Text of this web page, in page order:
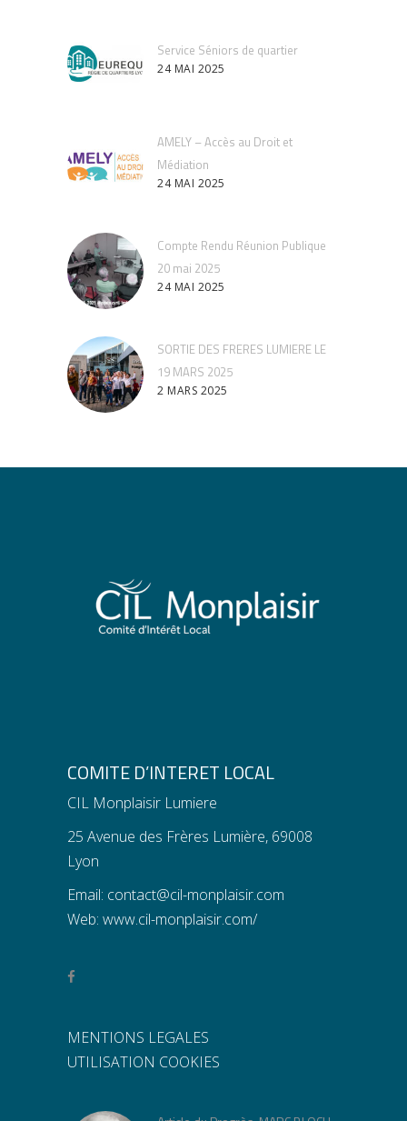
Service Séniors de quartier
24 MAI 2025
AMELY – Accès au Droit et
Médiation
24 MAI 2025
Compte Rendu Réunion Publique
20 mai 2025
24 MAI 2025
SORTIE DES FRERES LUMIERE LE
19 MARS 2025
2 MARS 2025
COMITE D’INTERET LOCAL
CIL Monplaisir Lumiere
25 Avenue des Frères Lumière, 69008
Lyon
Email: contact@cil-monplaisir.com
Web: www.cil-monplaisir.com/
MENTIONS LEGALES
UTILISATION COOKIES